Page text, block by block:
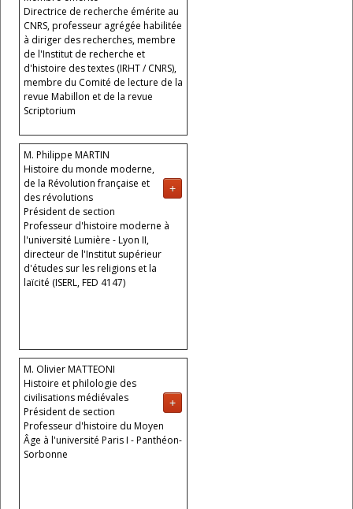
Directrice de recherche émérite au
CNRS, professeur agrégée habilitée
à diriger des recherches, membre
de l'Institut de recherche et
d'histoire des textes (IRHT / CNRS),
membre du Comité de lecture de la
revue Mabillon et de la revue
Scriptorium
M. Philippe MARTIN
+
Histoire du monde moderne,
de la Révolution française et
des révolutions
Président de section
Professeur d'histoire moderne à
l'université Lumière - Lyon II,
directeur de l'Institut supérieur
d'études sur les religions et la
laïcité (ISERL, FED 4147)
M. Olivier MATTEONI
+
Histoire et philologie des
civilisations médiévales
Président de section
Professeur d'histoire du Moyen
Âge à l'université Paris I - Panthéon-
Sorbonne